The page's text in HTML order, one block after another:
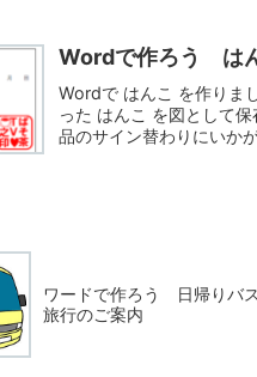
Wordで作ろう は
Wordで はんこ を作りま
った はんこ を図として
品のサイン替わりにいか
ワードで作ろう 日帰りバ
旅行のご案内